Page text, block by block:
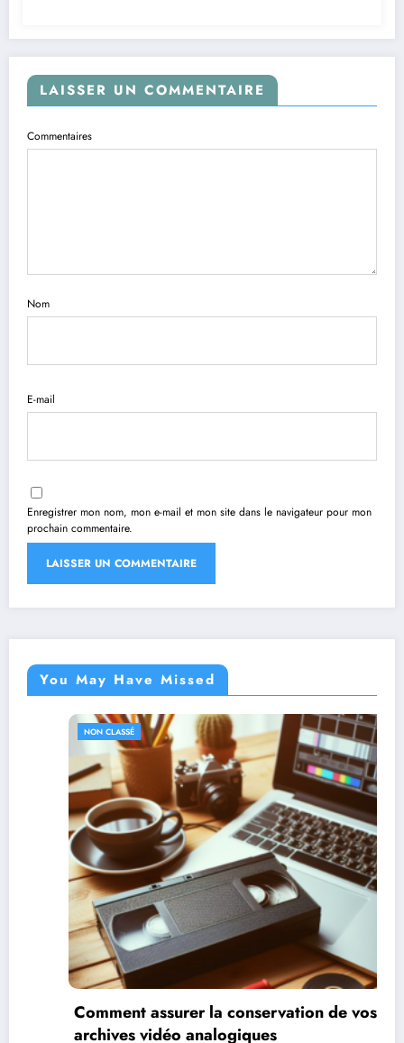
LAISSER UN COMMENTAIRE
Commentaires
Nom
E-mail
Enregistrer mon nom, mon e-mail et mon site dans le navigateur pour mon
prochain commentaire.
You May Have Missed
NON CLASSÉ
Comment assurer la conservation de vos
archives vidéo analogiques